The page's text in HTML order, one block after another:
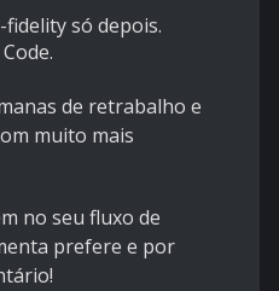
só depois.
de retrabalho e
muito mais
no seu fluxo de
prefere e por